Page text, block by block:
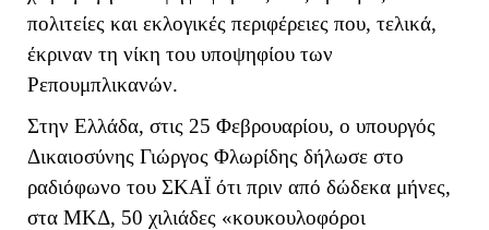
πολιτείες και εκλογικές περιφέρειες που, τελικά,
έκριναν τη νίκη του υποψηφίου των
Ρεπουμπλικανών.
Στην Ελλάδα, στις 25 Φεβρουαρίου, ο υπουργός
Δικαιοσύνης Γιώργος Φλωρίδης δήλωσε στο
ραδιόφωνο του ΣΚΑΪ ότι πριν από δώδεκα μήνες,
στα ΜΚΔ, 50 χιλιάδες «κουκουλοφόροι